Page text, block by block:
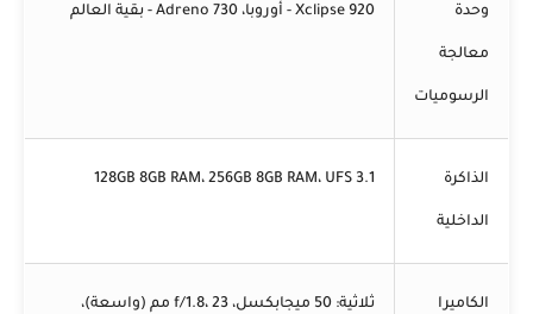
وحدة
معالجة
الرسوميات
Xclipse 920 - أوروبا، Adreno 730 - بقية العالم
الذاكرة
الداخلية
128GB 8GB RAM، 256GB 8GB RAM، UFS 3.1
الكاميرا ثلاثية: 50 ميجابكسل، f/1.8، 23 مم (واسعة)،